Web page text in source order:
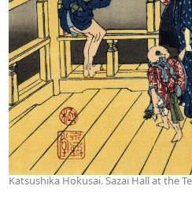
Katsushika Hokusai. Sazai Hall at the